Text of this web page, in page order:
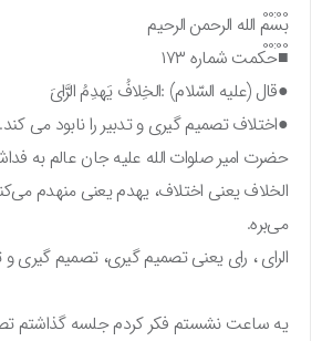
00:00
00:00
بسم الله الرحمن الرحیم
■حکمت شماره ۱۷۳
●قال (علیه السّلام) :الخِلافُ یَهدِمُ الرَّایَ
●اختلاف تصمیم گیری و تدبیر را نابود می کند.
حضرت امیر صلوات الله علیه جان عالم به
الخلاف یعنی اختلاف، یهدم یعنی منهدم
می‌بره.
الرای ، رای یعنی تصمیم گیری، تصمیم گیری و
یه ساعت نشستم فکر کردم جلسه گذاشتم